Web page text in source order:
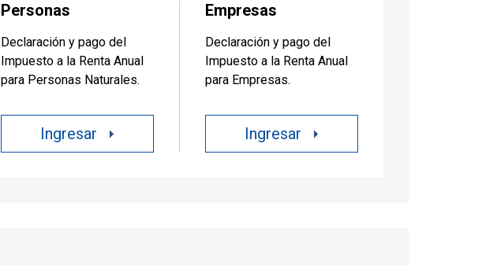
Personas
Declaración y pago del
Impuesto a la Renta Anual
para Personas Naturales.
Ingresar
Empresas
Declaración y pago del
Impuesto a la Renta Anual
para Empresas.
Ingresar